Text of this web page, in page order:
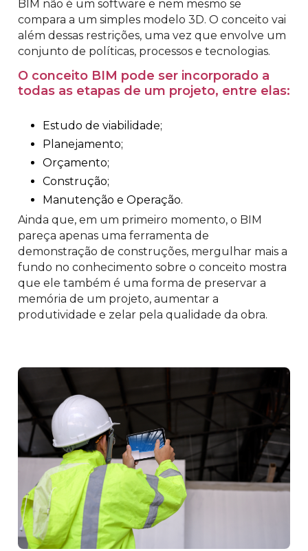
BIM não é um software e nem mesmo se
compara a um simples modelo 3D. O conceito vai
além dessas restrições, uma vez que envolve um
conjunto de políticas, processos e tecnologias.
O conceito BIM pode ser incorporado a
todas as etapas de um projeto, entre elas:
Estudo de viabilidade;
Planejamento;
Orçamento;
Construção;
Manutenção e Operação.
Ainda que, em um primeiro momento, o BIM
pareça apenas uma ferramenta de
demonstração de construções, mergulhar mais a
fundo no conhecimento sobre o conceito mostra
que ele também é uma forma de preservar a
memória de um projeto, aumentar a
produtividade e zelar pela qualidade da obra.